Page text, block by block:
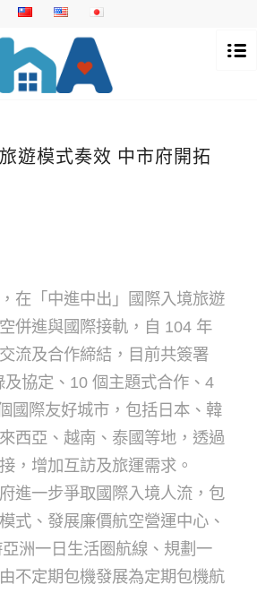
遊模式奏效 中市府開拓
在「中進中出」國際入境旅遊
併進與國際接軌，自 104 年
流及合作締結，目前共簽署
協定、10 個主題式合作、4
國際友好城市，包括日本、韓
西亞、越南、泰國等地，透過
，增加互訪及旅運需求。
進一步爭取國際入境人流，包
式、發展廉價航空營運中心、
洲一日生活圈航線、規劃一
不定期包機發展為定期包機航